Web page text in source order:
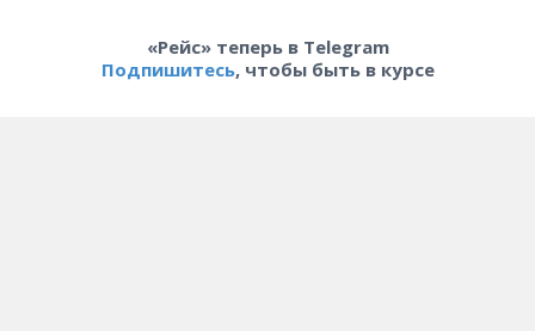
«Рейс» теперь в Telegram
Подпишитесь, чтобы быть в курсе